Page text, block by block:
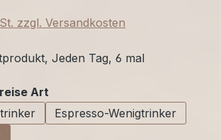
zzgl. Versandkosten
Jeden Tag, 6 mal
Art
Espresso-Wenigtrinker